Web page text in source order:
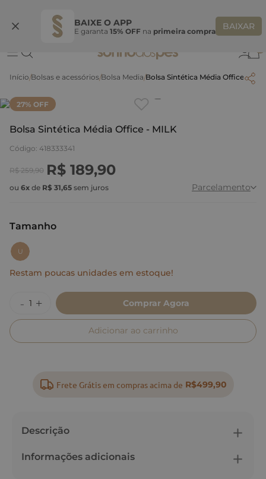
BAIXE O APP
E garanta 15% OFF na primeira compra BAIXAR
Ganhe 10% OFF na coleção utilizando o código do seu vendedor*
Bolsas e acessórios Bolsa Media Bolsa Sintética Média Office -
27% OFF
Bolsa Sintética Média Office - MILK
Código: 418333341
R$ 259,90 R$ 189,90
ou 6x de R$ 31,65 sem juros Parcelamento
Tamanho
: UU
Restam poucas unidades em estoque!
Comprar Agora
Adicionar ao carrinho
Frete Grátis em compras acima de R$499,90
Descrição
Informações adicionais